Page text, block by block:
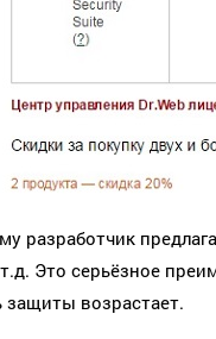
разработчик
Это серьёзное
возрастает.